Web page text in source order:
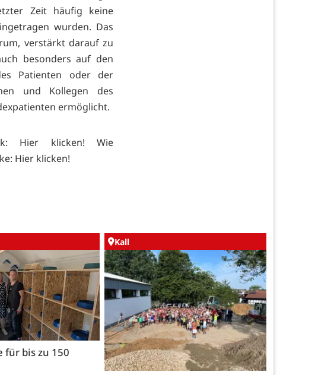
Zeit häufig keine
wurden. Das
verstärkt darauf zu
besonders auf den
Patienten oder der
und Kollegen des
ermöglicht.
Hier klicken! Wie
Hier klicken!
für bis zu 150
Kall